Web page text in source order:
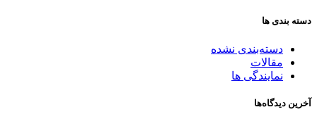
دسته بندی ها
دسته‌بندی نشده
مقالات
نمایندگی ها
آخرین دیدگاه‌ها